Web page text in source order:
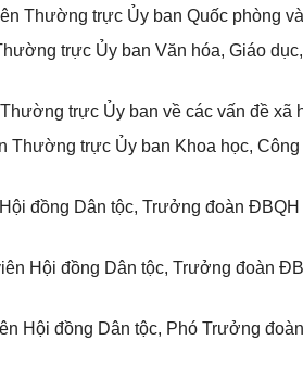
Thường trực Ủy ban Quốc phòng
trực Ủy ban Văn hóa, Giáo
trực Ủy ban về các vấn đề xã
Thường trực Ủy ban Khoa học,
đồng Dân tộc, Trưởng đoàn
Hội đồng Dân tộc, Trưởng đoàn
Hội đồng Dân tộc, Phó Trưởng